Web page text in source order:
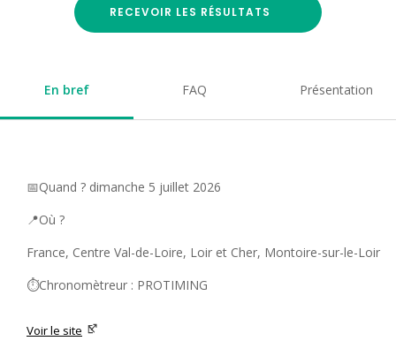
RECEVOIR LES RÉSULTATS
En bref FAQ Présentation
📅Quand ? dimanche 5 juillet 2026
📍Où ?
France, Centre Val-de-Loire, Loir et Cher, Montoire-sur-le-Loir
⏱️Chronomètreur : PROTIMING
Voir le site